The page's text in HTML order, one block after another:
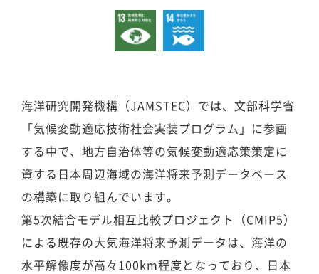
海洋研究開発機構（JAMSTEC）では、文部科学省
「気候変動適応技術社会実装プログラム」に参画
する中で、地方自治体等の気候変動適応策策定に
資する日本周辺海域の海洋将来予測データベース
の構築に取り組んでいます。
第5次結合モデル相互比較プロジェクト（CMIP5）
による既存の大気海洋将来予測データは、海洋の
水平解像度が高々100km程度となっており、日本